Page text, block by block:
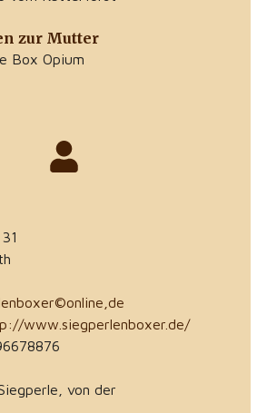
zur Mutter
Box Opium
www.siegperlenboxer.de/
von der